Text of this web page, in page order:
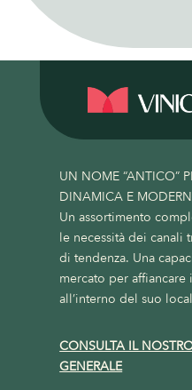
UN NOME “ANTICO”
DINAMICA E
Un assortimento
le necessità dei canali
di tendenza. Una
mercato per
all’interno del suo
CONSULTA IL
GENERALE